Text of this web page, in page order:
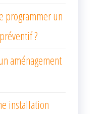
programmer un
?
aménagement
installation